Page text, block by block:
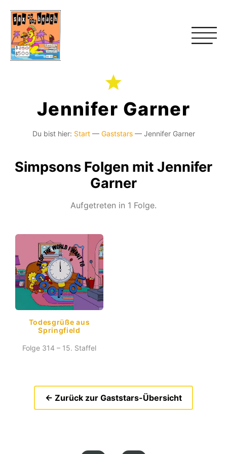
Jennifer Garner
Du bist hier: Start— Gaststars— Jennifer Garner
Simpsons Folgen mit Jennifer
Garner
Aufgetreten in 1 Folge.
Todesgrüße aus
Springfield
Folge 314 – 15. Staffel
← Zurück zur Gaststars-Übersicht